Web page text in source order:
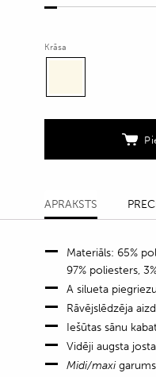
ar
ziedu
Krāsa
APRAKSTS
Materiāls: 65%
97% poliesters,
A silueta
Rāvējslēdzēja
Iešūtas sānu
Vidēji augsta
Midi/maxigarums